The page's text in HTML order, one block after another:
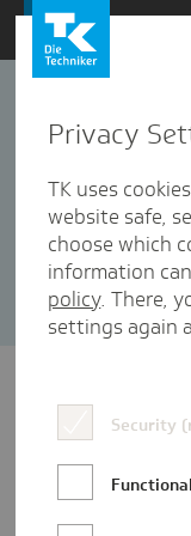
Zum
Inhalt
springen
Bauchschmerzen
2 Artikel in dieser
Sortieren nach:
Privacy
TK uses
website safe,
choose which
information
policy. There,
settings again
Security